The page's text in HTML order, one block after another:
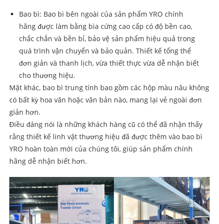
Bao bì: Bao bì bên ngoài của sản phẩm YRO chính
hãng được làm bằng bìa cứng cao cấp có độ bền cao,
chắc chắn và bền bỉ, bảo vệ sản phẩm hiệu quả trong
quá trình vận chuyển và bảo quản. Thiết kế tổng thể
đơn giản và thanh lịch, vừa thiết thực vừa dễ nhận biết
cho thương hiệu.
Mặt khác, bao bì trung tính bao gồm các hộp màu nâu không
có bất kỳ hoa văn hoặc văn bản nào, mang lại vẻ ngoài đơn
giản hơn.
Điều đáng nói là những khách hàng cũ có thể đã nhận thấy
rằng thiết kế linh vật thương hiệu đã được thêm vào bao bì
YRO hoàn toàn mới của chúng tôi, giúp sản phẩm chính
hãng dễ nhận biết hơn.